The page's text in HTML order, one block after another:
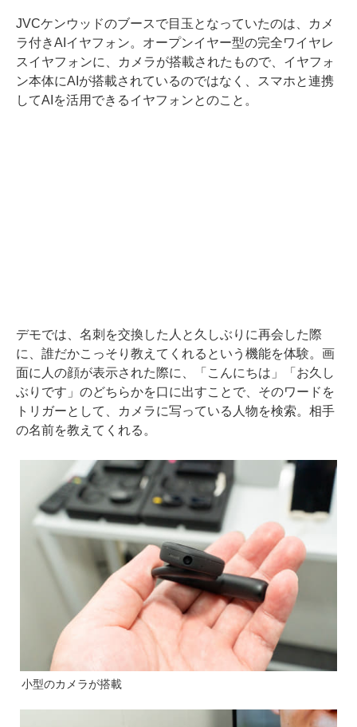
JVCケンウッドのブースで目玉となっていたのは、カメ
ラ付きAIイヤフォン。オープンイヤー型の完全ワイヤレ
スイヤフォンに、カメラが搭載されたもので、イヤフォ
ン本体にAIが搭載されているのではなく、スマホと連携
してAIを活用できるイヤフォンとのこと。
デモでは、名刺を交換した人と久しぶりに再会した際
に、誰だかこっそり教えてくれるという機能を体験。画
面に人の顔が表示された際に、「こんにちは」「お久し
ぶりです」のどちらかを口に出すことで、そのワードを
トリガーとして、カメラに写っている人物を検索。相手
の名前を教えてくれる。
小型のカメラが搭載